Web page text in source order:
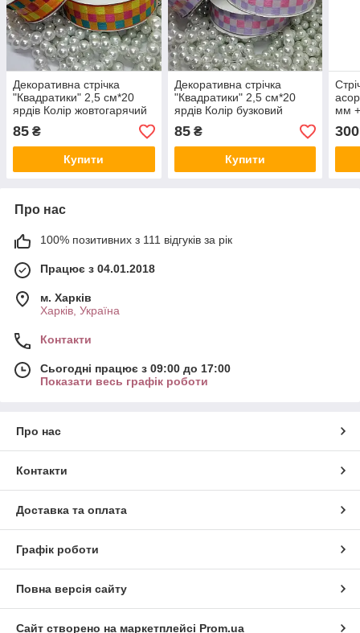
Декоративна стрічка
"Квадратики" 2,5 см*20
ярдів Колір жовтогарячий
85 ₴
Купити
Декоративна стрічка
"Квадратики" 2,5 см*20
ярдів Колір бузковий
85₴
Купити
мм
300
Про нас
100% позитивних з 111 відгуків за рік
Працює з 04.01.2018
м. Харків
Харків, Україна
Контакти
Сьогодні працює з 09:00 до 17:00
Показати весь графік роботи
Про нас
Контакти
Доставка та оплата
Графік роботи
Повна версія сайту
Сайт створено на маркетплейсі Prom.ua